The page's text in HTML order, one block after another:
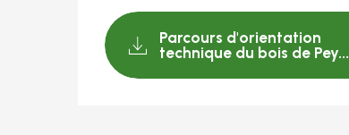
Parcours d'orientation
technique du bois de Pey...